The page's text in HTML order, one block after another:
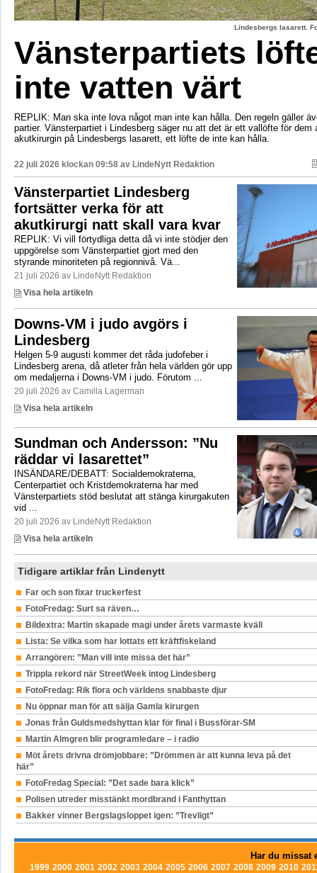
Lindesbergs lasarett.
Vänsterpartiets
inte vatten värt
REPLIK: Man ska inte lova något man inte kan hålla. Den regeln gäller
partier. Vänsterpartiet i Lindesberg säger nu att det är ett vallöfte för dem
akutkirurgin på Lindesbergs lasarett, ett löfte de inte kan hålla.
22 juli 2026 klockan 09:58 av LindeNytt Redaktion
Vänsterpartiet Lindesberg
fortsätter verka för att
akutkirurgi natt skall vara kvar
REPLIK: Vi vill förtydliga detta då vi inte stödjer den
uppgörelse som Vänsterpartiet gjort med den
styrande minoriteten på regionnivå. Vä...
21 juli 2026 av LindeNytt Redaktion
Visa hela artikeln
Downs-VM i judo avgörs i
Lindesberg
Helgen 5-9 augusti kommer det råda judofeber i
Lindesberg arena, då atleter från hela världen gör upp
om medaljerna i Downs-VM i judo. Förutom ...
20 juli 2026 av Camilla Lagerman
Visa hela artikeln
Sundman och Andersson: ”Nu
räddar vi lasarettet”
INSÄNDARE/DEBATT: Socialdemokraterna,
Centerpartiet och Kristdemokraterna har med
Vänsterpartiets stöd beslutat att stänga kirurgakuten
vid ...
20 juli 2026 av LindeNytt Redaktion
Visa hela artikeln
Tidigare artiklar från Lindenytt
Far och son fixar truckerfest
FotoFredag: Surt sa räven…
Bildextra: Martin skapade magi under årets varmaste kväll
Lista: Se vilka som har lottats ett kräftfiskeland
Arrangören: ”Man vill inte missa det här”
Trippla rekord när StreetWeek intog Lindesberg
FotoFredag: Rik flora och världens snabbaste djur
Nu öppnar man för att sälja Gamla kirurgen
Jonas från Guldsmedshyttan klar för final i Bussförar-SM
Martin Almgren blir programledare – i radio
Möt årets drivna drömjobbare: ”Drömmen är att kunna leva på det
här”
FotoFredag Special: ”Det sade bara klick”
Polisen utreder misstänkt mordbrand i Fanthyttan
Bakker vinner Bergslagsloppet igen: ”Trevligt”
Har du missat
1999 2000 2001 2002 2003 2004 2005 2006 2007 2008 2009 2010